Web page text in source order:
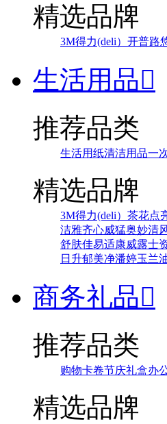
精选品牌
3M得力(deli） 开普路
生活用品
推荐品类
生活用纸清洁用品一
精选品牌
3M得力(deli） 茶花点
洁雅齐心威猛奥妙清
舒肤佳易适康威露士
日升郁美净潘婷玉兰
商务礼品
推荐品类
购物卡卷节庆礼盒办
精选品牌